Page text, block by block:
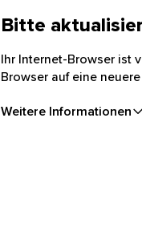
Bitte
Ihr Internet-Browser ist
Browser auf eine
Weitere Informationen